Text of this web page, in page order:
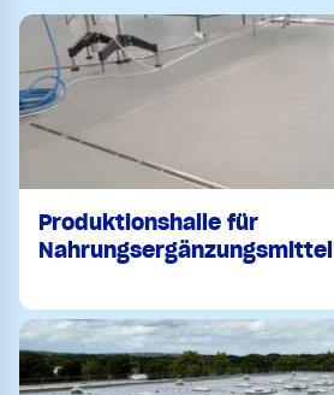
Produktionshalle für
Nahrungsergänzungsmittel